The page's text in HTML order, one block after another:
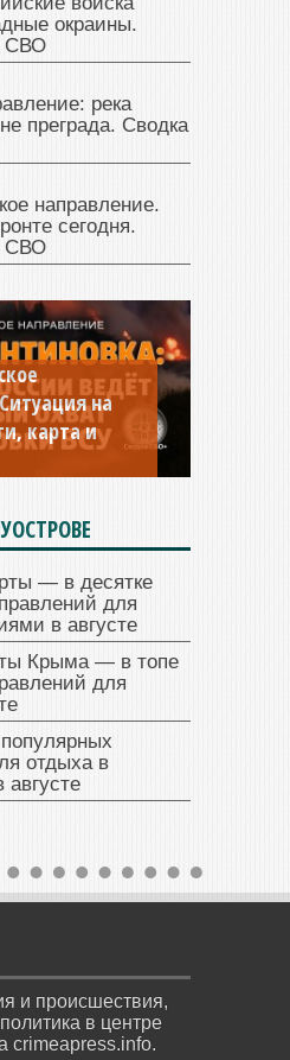
окраины.
СВО
река
преграда. Сводка
направление.
сегодня.
СВО
на
карта и
— в десятке
для
в августе
Крыма — в топе
для
отдыха в
августе
и происшествия,
в центре
crimeapress.info.